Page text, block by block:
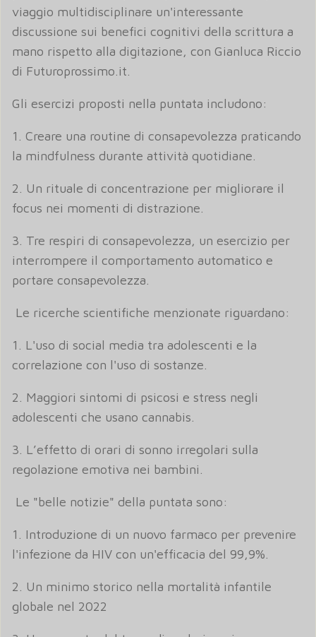
viaggio multidisciplinare un'interessante
discussione sui benefici cognitivi della scrittura a
mano rispetto alla digitazione, con Gianluca Riccio
di Futuroprossimo.it.
Gli esercizi proposti nella puntata includono:
1. Creare una routine di consapevolezza praticando
la mindfulness durante attività quotidiane.
2. Un rituale di concentrazione per migliorare il
focus nei momenti di distrazione.
3. Tre respiri di consapevolezza, un esercizio per
interrompere il comportamento automatico e
portare consapevolezza.
Le ricerche scientifiche menzionate riguardano:
1. L'uso di social media tra adolescenti e la
correlazione con l'uso di sostanze.
2. Maggiori sintomi di psicosi e stress negli
adolescenti che usano cannabis.
3. L’effetto di orari di sonno irregolari sulla
regolazione emotiva nei bambini.
Le "belle notizie" della puntata sono:
1. Introduzione di un nuovo farmaco per prevenire
l'infezione da HIV con un'efficacia del 99,9%.
2. Un minimo storico nella mortalità infantile
globale nel 2022